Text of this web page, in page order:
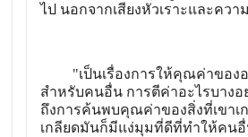
ไป นอกจากเสียงหัวเราะและคว
"เป็นเรื่องการให้คุณค่าของอะ
สำหรับคนอื่น การตีค่าอะไรบางอ
ถึงการค้นพบคุณค่าของสิ่งที่เขาเ
เกลียดมันก็มีแง่มุมที่ดีที่ทำให้คน